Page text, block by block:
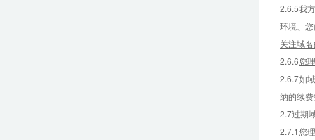
2.6.5我
环境、
关注域
2.6.6您
2.6.7如
纳的续
2.7过期
2.7.1您